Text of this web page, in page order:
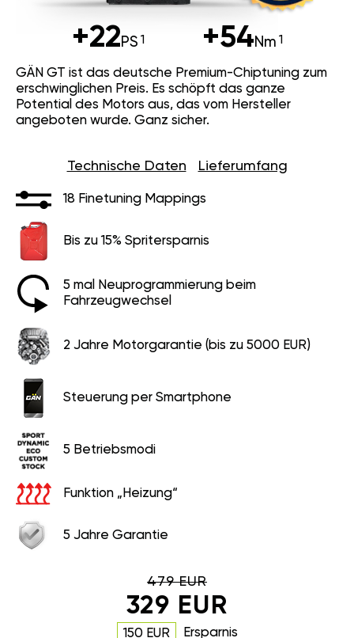
+22PS +54Nm
GÄN GT ist das deutsche Premium-Chiptuning zum
erschwinglichen Preis. Es schöpft das ganze
Potential des Motors aus, das vom Hersteller
angeboten wurde. Ganz sicher.
Technische Daten Lieferumfang
18 Finetuning Mappings
Bis zu 15% Spritersparnis
5 mal Neuprogrammierung beim
Fahrzeugwechsel
2 Jahre Motorgarantie (bis zu 5000 EUR)
Steuerung per Smartphone
5 Betriebsmodi
Funktion „Heizung“
5 Jahre Garantie
479 EUR
329 EUR
150 EUR Ersparnis